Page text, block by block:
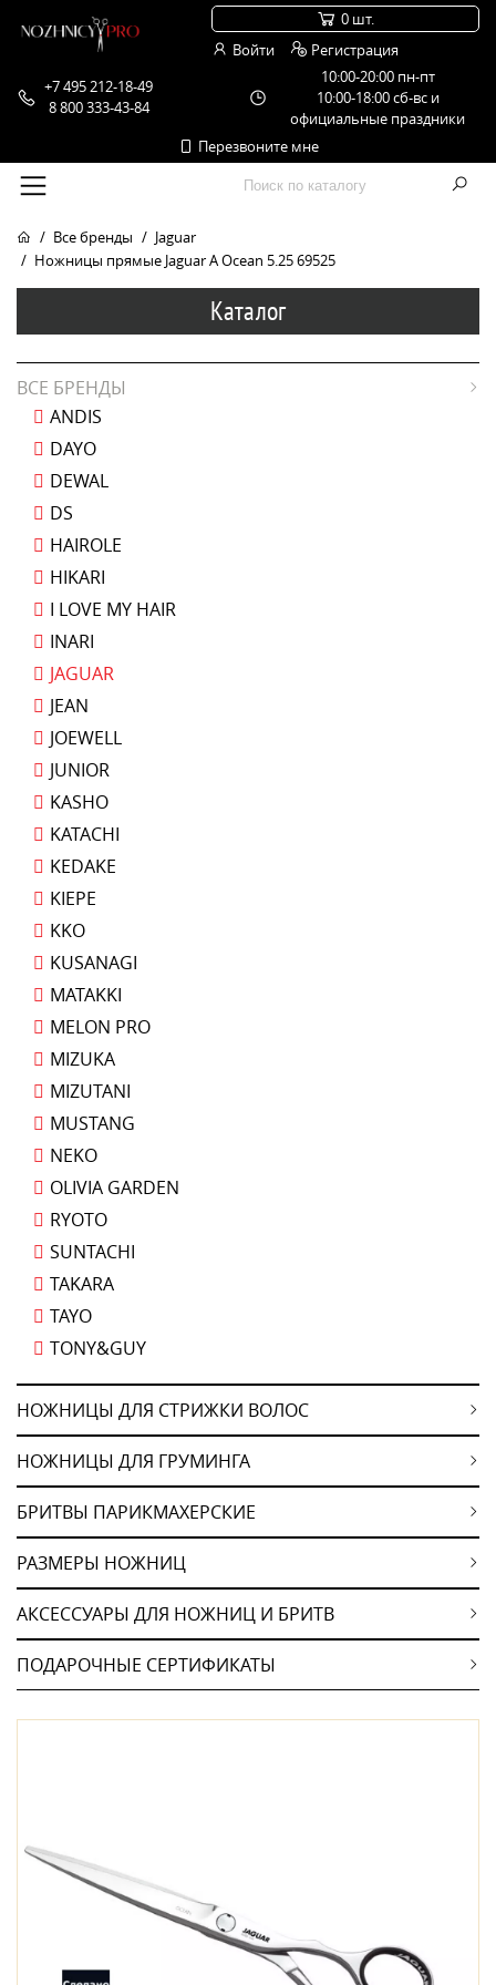
+7 495 212-18-49
8 800 333-43-84
10:00-20:00 пн-пт
10:00-18:00 сб-вс и
официальные праздники
Перезвоните мне
0 шт.
Войти
Регистрация
Все бренды
Jaguar
Ножницы прямые Jaguar A Ocean 5.25 69525
Каталог
ВСЕ БРЕНДЫ
ANDIS
DAYO
DEWAL
DS
HAIROLE
HIKARI
I LOVE MY HAIR
INARI
JAGUAR
JEAN
JOEWELL
JUNIOR
KASHO
KATACHI
KEDAKE
KIEPE
KKO
KUSANAGI
MATAKKI
MELON PRO
MIZUKA
MIZUTANI
MUSTANG
NEKO
OLIVIA GARDEN
RYOTO
SUNTACHI
TAKARA
TAYO
TONY&GUY
НОЖНИЦЫ ДЛЯ СТРИЖКИ ВОЛОС
НОЖНИЦЫ ДЛЯ ГРУМИНГА
БРИТВЫ ПАРИКМАХЕРСКИЕ
РАЗМЕРЫ НОЖНИЦ
АКСЕССУАРЫ ДЛЯ НОЖНИЦ И БРИТВ
ПОДАРОЧНЫЕ СЕРТИФИКАТЫ